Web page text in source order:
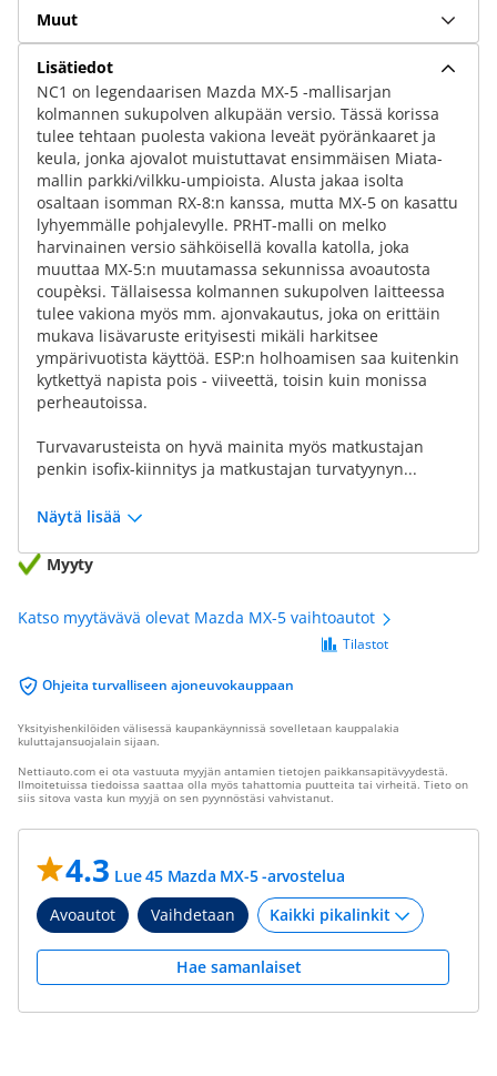
Muut
Lisätiedot
NC1 on legendaarisen Mazda MX-5 -mallisarjan
kolmannen sukupolven alkupään versio. Tässä korissa
tulee tehtaan puolesta vakiona leveät pyöränkaaret ja
keula, jonka ajovalot muistuttavat ensimmäisen Miata-
mallin parkki/vilkku-umpioista. Alusta jakaa isolta
osaltaan isomman RX-8:n kanssa, mutta MX-5 on kasattu
lyhyemmälle pohjalevylle. PRHT-malli on melko
harvinainen versio sähköisellä kovalla katolla, joka
muuttaa MX-5:n muutamassa sekunnissa avoautosta
coupèksi. Tällaisessa kolmannen sukupolven laitteessa
tulee vakiona myös mm. ajonvakautus, joka on erittäin
mukava lisävaruste erityisesti mikäli harkitsee
ympärivuotista käyttöä. ESP:n holhoamisen saa kuitenkin
kytkettyä napista pois - viiveettä, toisin kuin monissa
perheautoissa.
Turvavarusteista on hyvä mainita myös matkustajan
penkin isofix-kiinnitys ja matkustajan turvatyynyn...
Näytä lisää
Myyty
Katso myytävävä olevat Mazda MX-5 vaihtoautot
Ohjeita turvalliseen ajoneuvokauppaan
Tilastot
Yksityishenkilöiden välisessä kaupankäynnissä sovelletaan kauppalakia
kuluttajansuojalain sijaan.
Nettiauto.com ei ota vastuuta myyjän antamien tietojen paikkansapitävyydestä.
Ilmoitetuissa tiedoissa saattaa olla myös tahattomia puutteita tai virheitä. Tieto on
siis sitova vasta kun myyjä on sen pyynnöstäsi vahvistanut.
4.3 Lue 45 Mazda MX-5 -arvostelua
Avoautot
Vaihdetaan
Hae samanlaiset